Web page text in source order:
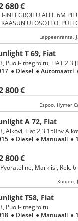
680 €
INTEGROITU ALLE 6M
ULOSOTTO,
T 69, Fiat
800 €
● Diesel ● Automaatti
A 72, Fiat
800 €
Alkovi, Fiat 2,3 150hv
● Diesel ● Manuaali ●
Markiisi, Rek. 6
Kuopio,
T58, Fiat
Puoli-integroitu
● Diesel ● Manuaali ●